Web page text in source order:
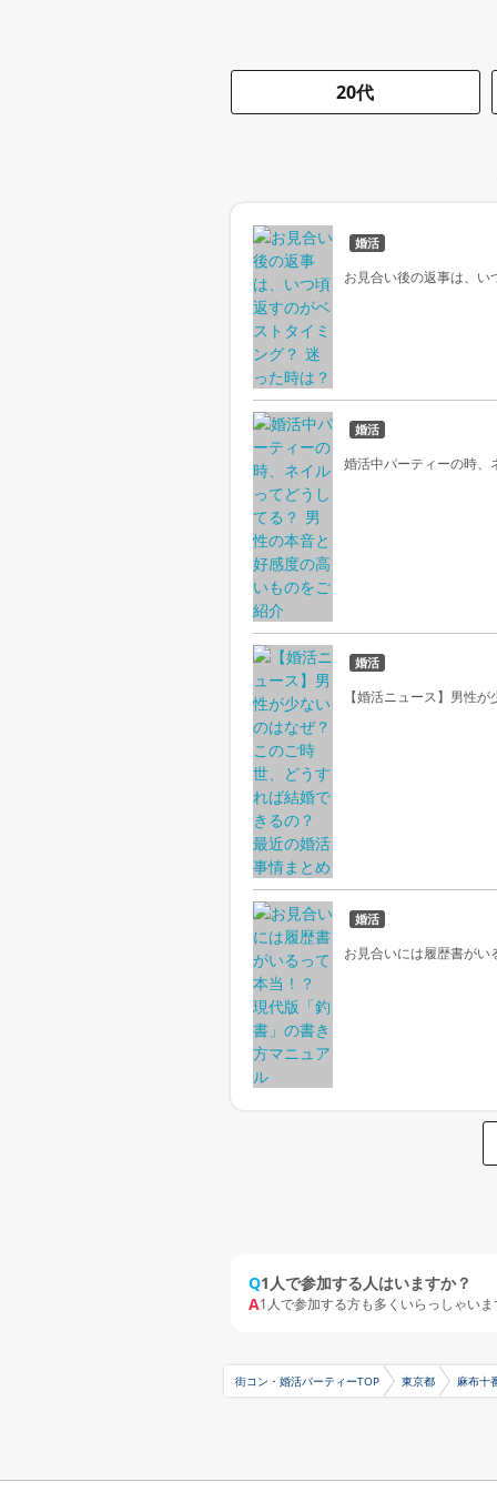
20代
婚活
お見合い後の返事は、い
婚活
婚活中パーティーの時、
婚活
【婚活ニュース】男性
婚活
お見合いには履歴書が
Q1人で参加する人はいますか？
A1人で参加する方も多くいらっしゃい
街コン・婚活パーティーTOP 東京都 麻布十